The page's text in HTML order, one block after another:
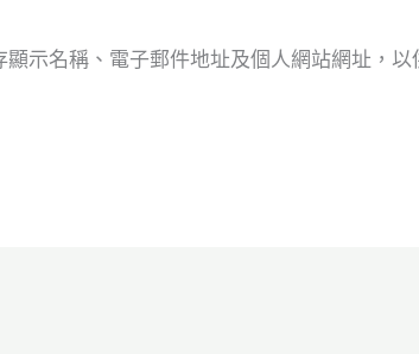
件
顯示名稱、電子郵件地址及個人網站網址，以